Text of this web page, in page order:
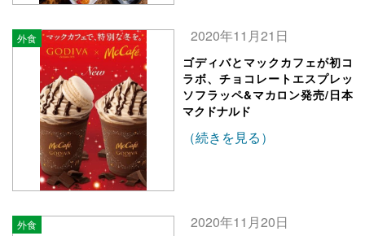
外食 2020年11月21日
ゴディバとマックカフェが初コ
ラボ、チョコレートエスプレッ
ソフラッペ&マカロン発売/日本
マクドナルド
（続きを見る）
外食 2020年11月20日